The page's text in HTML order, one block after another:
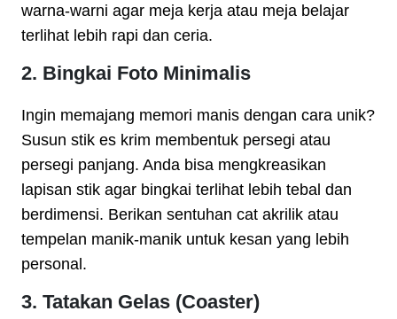
warna-warni agar meja kerja atau meja belajar
terlihat lebih rapi dan ceria.
2. Bingkai Foto Minimalis
Ingin memajang memori manis dengan cara unik?
Susun stik es krim membentuk persegi atau
persegi panjang. Anda bisa mengkreasikan
lapisan stik agar bingkai terlihat lebih tebal dan
berdimensi. Berikan sentuhan cat akrilik atau
tempelan manik-manik untuk kesan yang lebih
personal.
3. Tatakan Gelas (Coaster)